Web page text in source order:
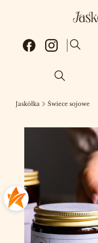
Otwórz
Otwórz
Jaskółka Świece sojowe